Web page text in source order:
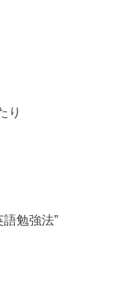
り
勉強法”